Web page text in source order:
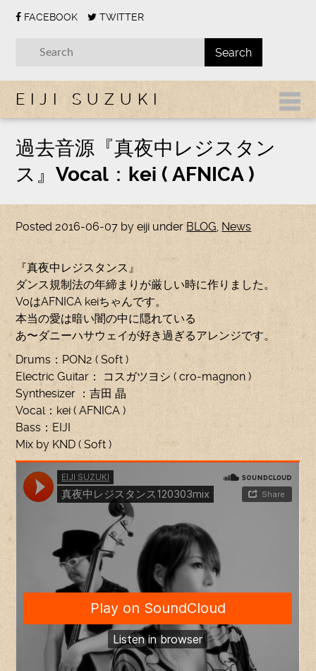
FACEBOOK TWITTER
EIJI SUZUKI
過去音源『真夜中レジスタン
ス』Vocal：kei ( AFNICA )
Posted2016-06-07 byeiji under BLOG, News
『真夜中レジスタンス』
ダンス規制法の年締まりが厳しい時に作りました。
VoはAFNICA keiちゃんです。
本当の愛は暗い闇の中に隠れている
あ〜ダニーハサウェイが好き過ぎるアレンジです。
Drums：PON2 ( Soft )
Electric Guitar： コスガツヨシ ( cro-magnon )
Synthesizer ：吉田 晶
Vocal：kei ( AFNICA )
Bass：EIJI
Mix by KND ( Soft )